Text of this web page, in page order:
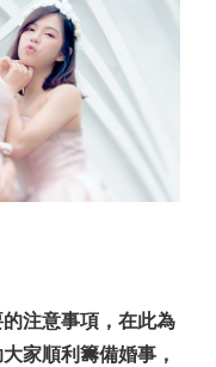
注意事項，在此為
家順利籌備婚事，